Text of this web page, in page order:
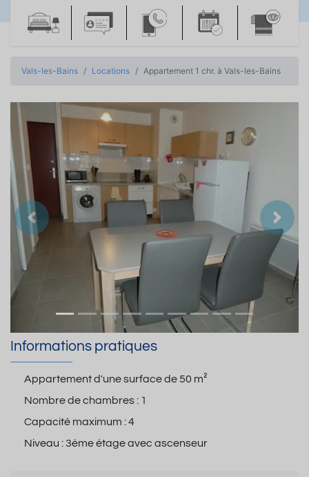
Vals-les-Bains Locations Appartement 1 chr. à Vals-les-Bains
Précedent
Informations pratiques
Appartement d'une surface de50 m²
Nombre de chambres : 1
Capacité maximum :4
Niveau :3ème étage avec ascenseur